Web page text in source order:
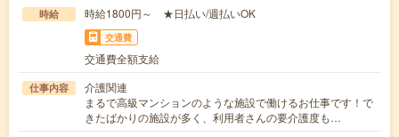
時給 時給1800円～ ★日払い/週払いOK
交通費
交通費全額支給
仕事内容
介護関連
まるで高級マンションのような施設で働けるお仕事です！で
きたばかりの施設が多く、利用者さんの要介護度も…